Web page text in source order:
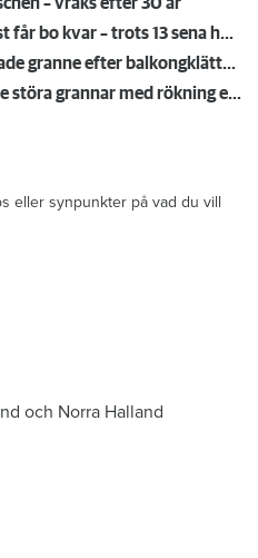
Värdens miss gör att hyresgäst får bo kvar – trots 13 sena hyror
Naken gängkriminell knivhotade granne efter balkongklättring
Dealen för att bo kvar: Får inte störa grannar med rökning eller utsätta dem för brandfara
eller synpunkter på vad du vill
och Norra Halland